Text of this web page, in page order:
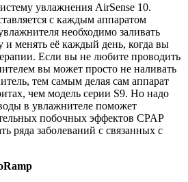
увлажнения AirSense 10.
с каждым аппаратом
необходимо заливать
и менять её каждый день, когда вы
Если вы не любите проводить
вы может просто не наливать
тем самым делая сам аппарат
чем модель серии S9. Но надо
в увлажнителе поможет
побочных эффектов CPAP
ряда заболеваний с связанных с